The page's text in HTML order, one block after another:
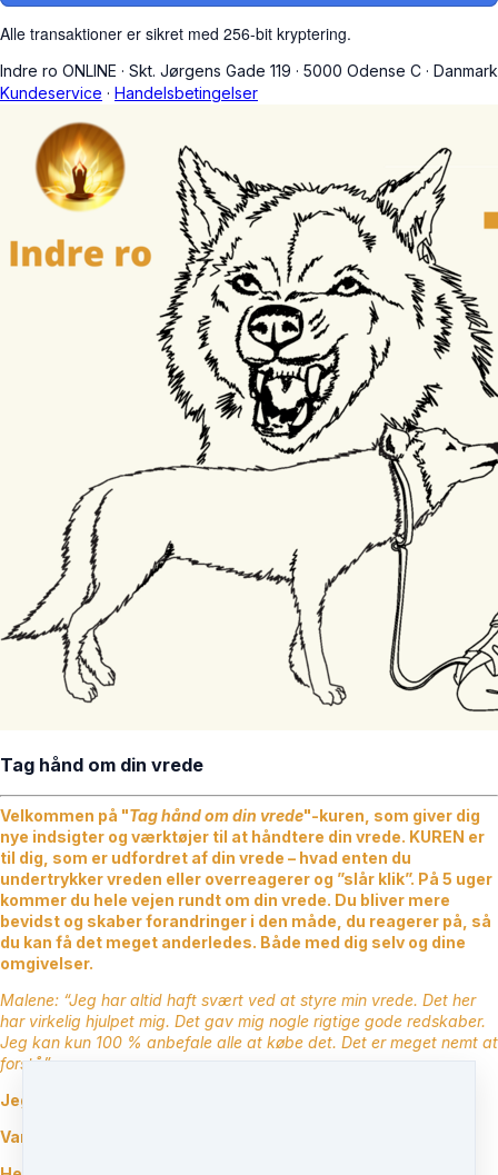
Alle transaktioner er sikret med 256-bit kryptering.
Indre ro ONLINE · Skt. Jørgens Gade 119 · 5000 Odense C · Danmark
Kundeservice · Handelsbetingelser
Tag hånd om din vrede
Velkommen på "Tag hånd om din vrede"-kuren, som giver dig
nye indsigter og værktøjer til at håndtere din vrede. KUREN er
til dig, som er udfordret af din vrede – hvad enten du
undertrykker vreden eller overreagerer og ”slår klik”. På 5 uger
kommer du hele vejen rundt om din vrede. Du bliver mere
bevidst og skaber forandringer i den måde, du reagerer på, så
du kan få det meget anderledes. Både med dig selv og dine
omgivelser.
Malene: “Jeg har altid haft svært ved at styre min vrede. Det her
har virkelig hjulpet mig. Det gav mig nogle rigtige gode redskaber.
Jeg kan kun 100 % anbefale alle at købe det. Det er meget nemt at
forstå”
Jeg glæder mig til at støtte dig på vejen.
Varme hilsener,